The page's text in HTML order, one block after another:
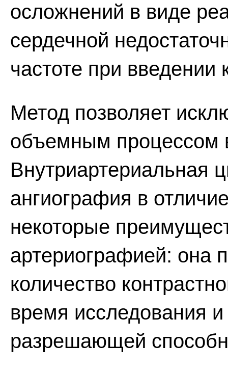
осложнений в виде
сердечной
частоте при
Метод позволяет
объемным процессом
Внутриартериальная
ангиография в
некоторые
артериографией: она
количество
время исследования
разрешающей